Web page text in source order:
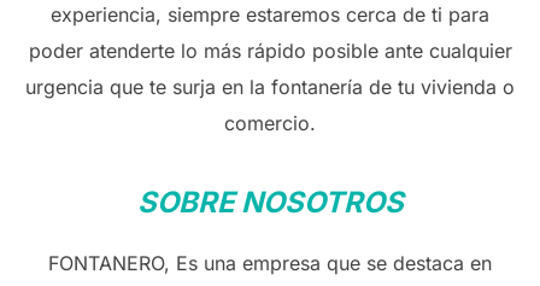
experiencia, siempre estaremos cerca de ti para
poder atenderte lo más rápido posible ante cualquier
urgencia que te surja en la fontanería de tu vivienda o
comercio.
SOBRE NOSOTROS
FONTANERO, Es una empresa que se destaca en